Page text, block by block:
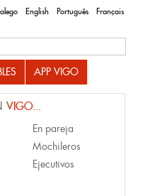
English Português Français
APP VIGO
VIGO...
En pareja
Mochileros
Ejecutivos